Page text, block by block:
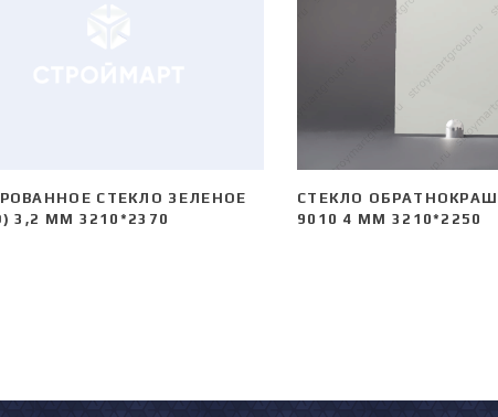
СТЕКЛО ЗЕЛЕНОЕ
3,2 ММ 3210*2370
СТЕКЛО
9010 4 ММ 3210*2250